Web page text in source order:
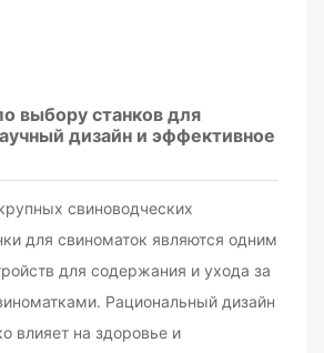
выбору станков для
дизайн и эффективное
свиноводческих
для свиноматок являются одним
для содержания и ухода за
Рациональный дизайн
влияет на здоровье и